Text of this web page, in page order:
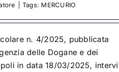
Tags: MERCURIO
n. 4/2025, pubblicata
delle Dogane e dei
in data 18/03/2025,